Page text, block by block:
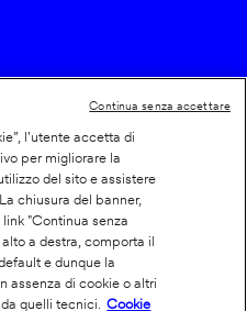
l'utente accetta di
per migliorare la
del sito e assistere
chiusura del banner,
"Continua senza
a destra, comporta il
e dunque la
assenza di cookie o altri
quelli tecnici.
Cookie
Continua senza accettare